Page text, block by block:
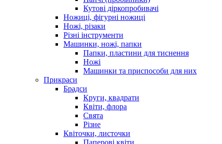
Кутові діркопробивачі
Ножиці, фігурні ножиці
Ножі, різаки
Різні інструменти
Машинки, ножі, папки
Папки, пластини для тиснення
Ножі
Машинки та приспособи для них
Прикраси
Брадси
Круги, квадрати
Квіти, флора
Свята
Різне
Квіточки, листочки
Паперові квіти